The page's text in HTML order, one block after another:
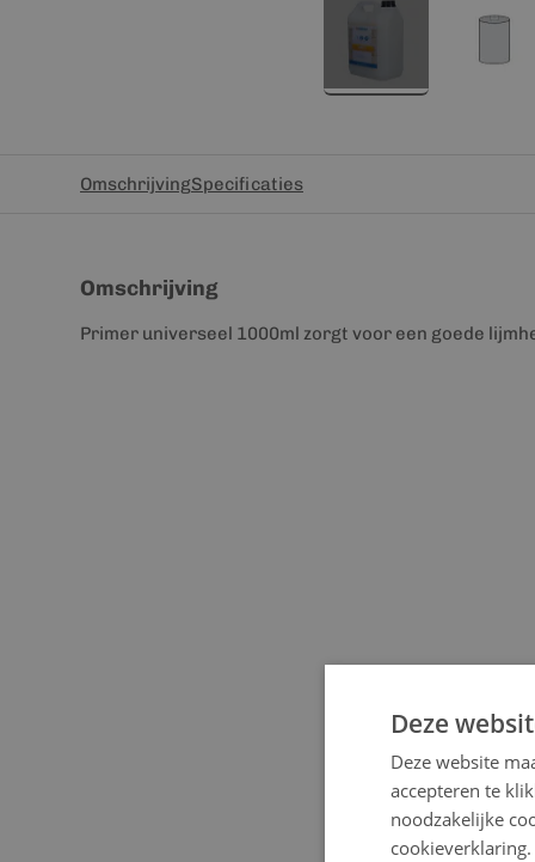
OmschrijvingSpecificaties
Omschrijving
Primer universeel 1000ml zorgt voor een goede
Deze
Deze website
accepteren te
noodzakelijke
cookieverklaring.